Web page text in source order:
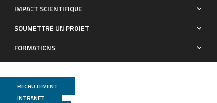
IMPACT SCIENTIFIQUE
SOUMETTRE UN PROJET
FORMATIONS
RECRUTEMENT
INTRANET